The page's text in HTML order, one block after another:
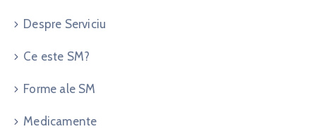
Despre Serviciu
Ce este SM?
Forme ale SM
Medicamente